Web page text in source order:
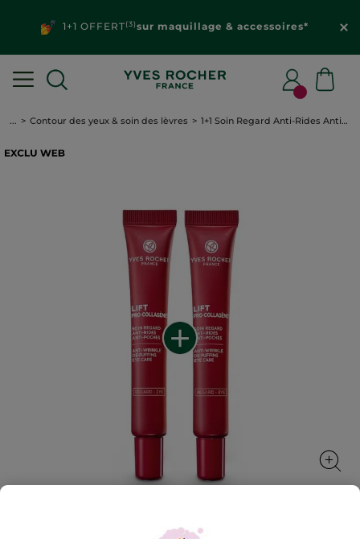
1+1 OFFERT(3)sur maquillage & accessoires*
... Contour des yeux & soin des lèvres 1+1 Soin Regard Anti-Rides Anti-Poches